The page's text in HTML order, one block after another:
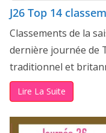
J26 Top 14
Classements de la
dernière journée de
traditionnel et
Lire La Suite